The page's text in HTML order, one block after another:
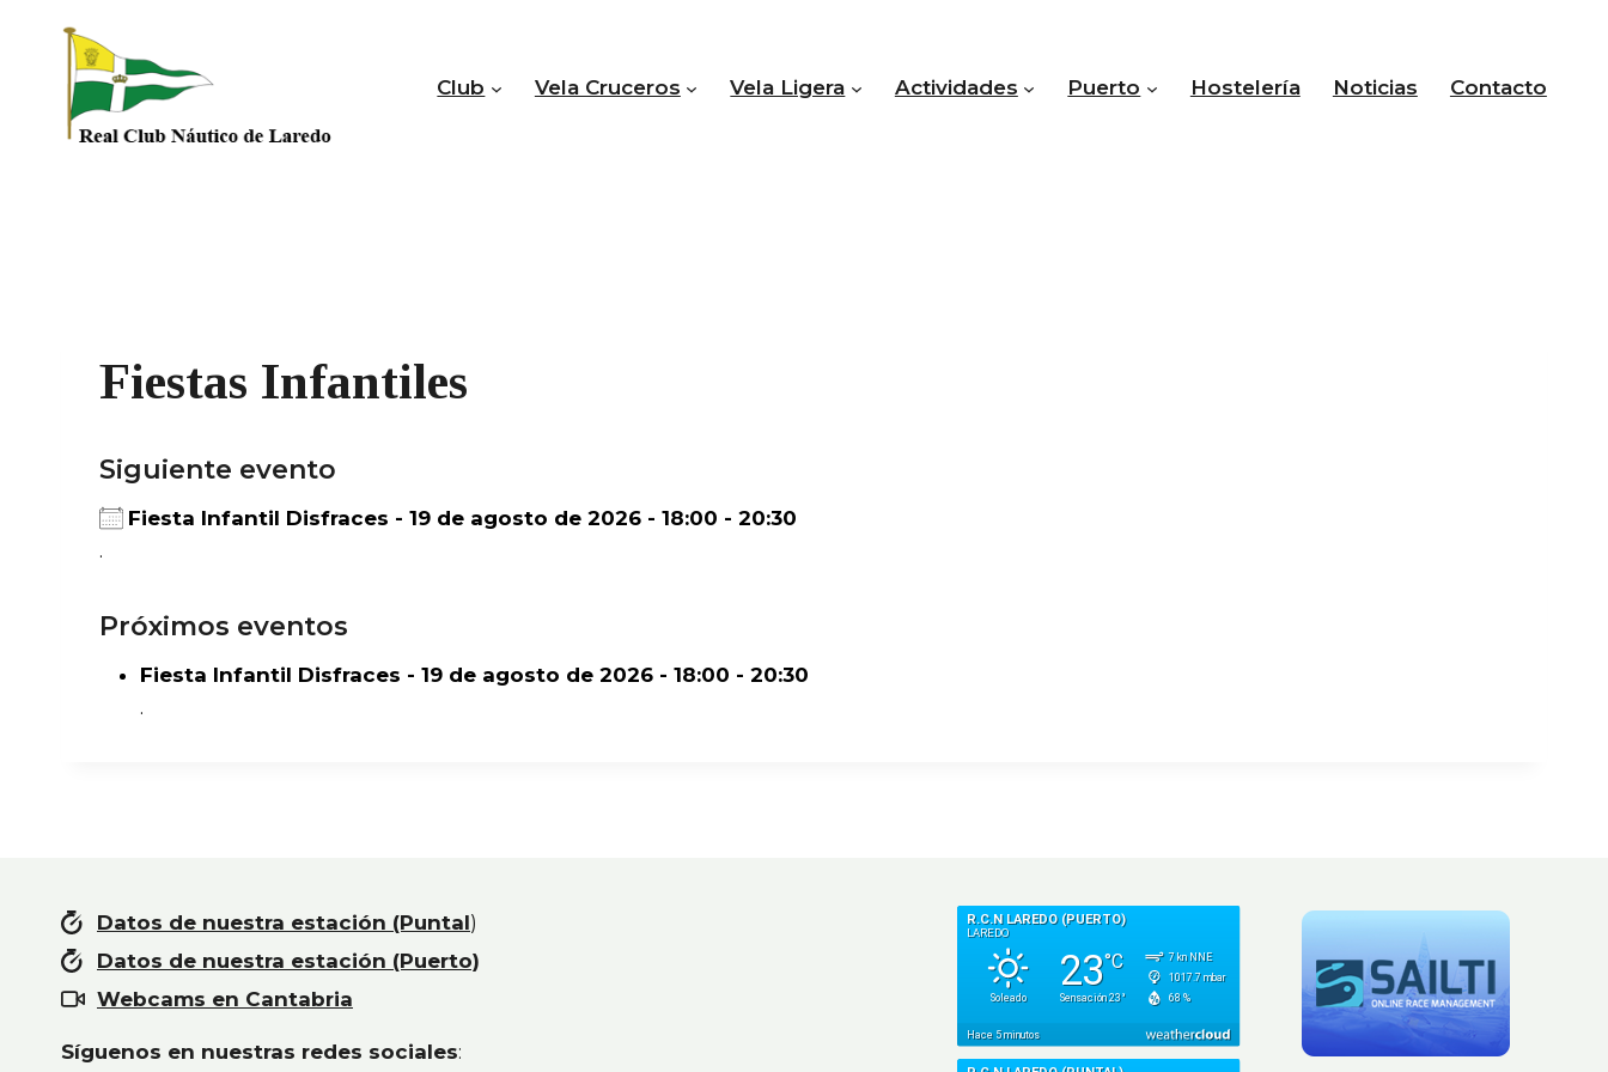
contenido
Club Vela Cruceros Vela Ligera Actividades Puerto Hostelería Noticias Contacto
Fiestas Infantiles
Siguiente evento
Fiesta Infantil Disfraces - 19 de agosto de 2026 - 18:00 - 20:30
.
Próximos eventos
Fiesta Infantil Disfraces - 19 de agosto de 2026 - 18:00 - 20:30
.
Datos de nuestra estación (Puntal)
Datos de nuestra estación (Puerto)
Webcams en Cantabria
Síguenos en nuestras redes sociales: